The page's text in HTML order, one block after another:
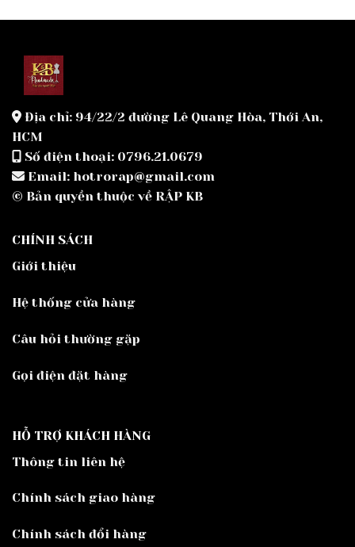
Địa chỉ: 94/22/2 đường Lê Quang Hòa, Thới An,
HCM
Số điện thoại: 0796.21.0679
Email: hotrorap@gmail.com
© Bản quyền thuộc về RẬP KB
CHÍNH SÁCH
Giới thiệu
Hệ thống cửa hàng
Câu hỏi thường gặp
Gọi điện đặt hàng
HỖ TRỢ KHÁCH HÀNG
Thông tin liên hệ
Chính sách giao hàng
Chính sách đổi hàng